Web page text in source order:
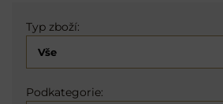
styl je perfektní v kombinaci s
mimořádný koktejl, preferovaný
vybraných dubových sudech, které
Typ zboží:
Podkategorie: